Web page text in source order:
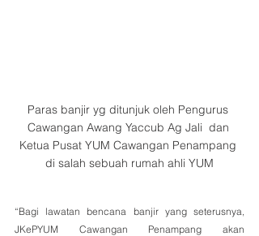
Paras banjir yg ditunjuk oleh Pengurus
Cawangan Awang Yaccub Ag Jali  dan
Ketua Pusat YUM Cawangan Penampang
di salah sebuah rumah ahli YUM
“Bagi lawatan bencana banjir yang seterusnya,
JKePYUM Cawangan Penampang akan